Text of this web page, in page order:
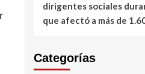
dirigentes sociales
que afectó a más de
Categorías